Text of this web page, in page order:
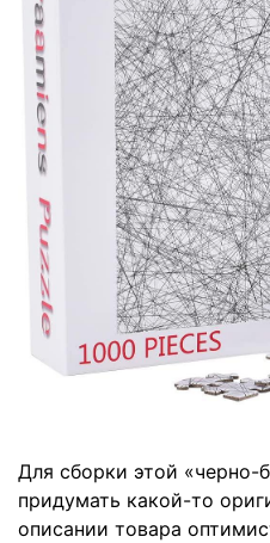
Для сборки этой «черно-
придумать какой-то
описании товара